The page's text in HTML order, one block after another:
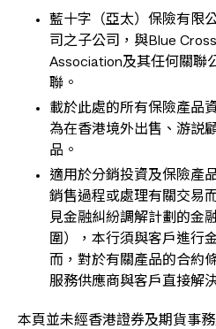
藍十字（亞太）保險有限
司之子公司，與Blue
Association及其任何關聯
聯。
載於此處的所有保險產品
為在香港境外出售、游説
品。
適用於分銷投資及保險產
銷售過程或處理有關交易
見金融糾紛調解計劃的金
圍），本行須與客戶進行
而，對於有關產品的合約
服務供應商與客戶直接解
本頁並未經香港證券及期貨事